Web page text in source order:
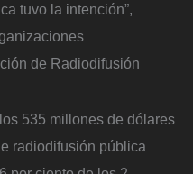
tuvo la intención”,
de Radiodifusión
535 millones de dólares
radiodifusión pública